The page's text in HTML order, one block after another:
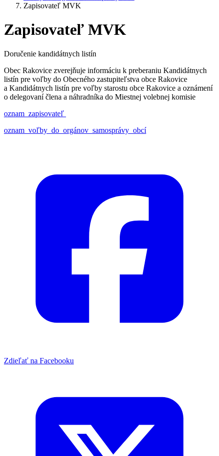
Zapisovateľ MVK
Zapisovateľ MVK
Doručenie kandidátnych listín
Obec Rakovice zverejňuje informáciu k preberaniu Kandidátnych
listín pre voľby do Obecného zastupiteľstva obce Rakovice
a Kandidátnych listín pre voľby starostu obce Rakovice a oznámení
o delegovaní člena a náhradníka do Miestnej volebnej komisie
oznam_zapisovateľ
oznam_voľby_do_orgánov_samosprávy_obcí
Zdieľať na Facebooku